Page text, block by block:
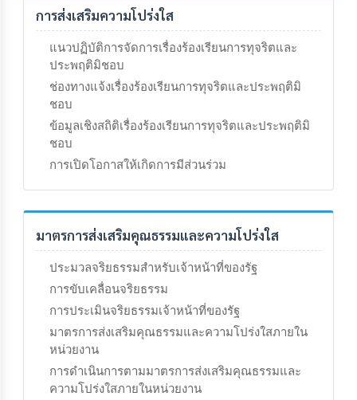
การส่งเสริมความโปร่งใส
แนวปฏิบัติการจัดการเรื่องร้องเรียนการทุจริตและ
ประพฤติมิชอบ
ช่องทางแจ้งเรื่องร้องเรียนการทุจริตและประพฤติมิ
ชอบ
ข้อมูลเชิงสถิติเรื่องร้องเรียนการทุจริตและประพฤติมิ
ชอบ
การเปิดโอกาสให้เกิดการมีส่วนร่วม
มาตรการส่งเสริมคุณธรรมและความโปร่งใส
ประมวลจริยธรรมสำหรับเจ้าหน้าที่ของรัฐ
การขับเคลื่อนจริยธรรม
การประเมินจริยธรรมเจ้าหน้าที่ของรัฐ
มาตรการส่งเสริมคุณธรรมและความโปร่งใสภายใน
หน่วยงาน
การดำเนินการตามมาตรการส่งเสริมคุณธรรมและ
ความโปร่งใสภายในหน่วยงาน